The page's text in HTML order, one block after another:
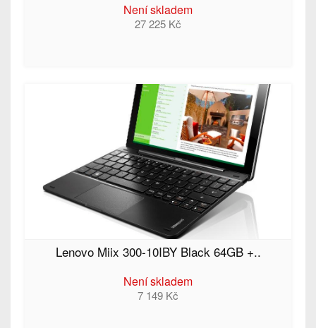
Není skladem
27 225 Kč
Lenovo Miix 300-10IBY Black 64GB +..
Není skladem
7 149 Kč